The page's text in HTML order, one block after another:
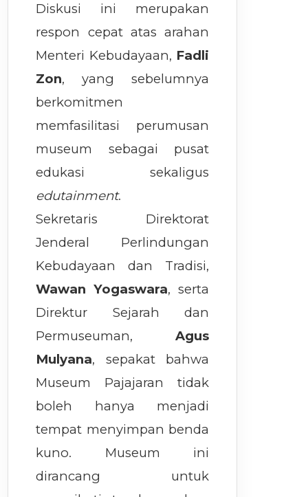
Diskusi ini merupakan
respon cepat atas arahan
Menteri Kebudayaan, Fadli
Zon, yang sebelumnya
berkomitmen
memfasilitasi perumusan
museum sebagai pusat
edukasi sekaligus
edutainment.
Sekretaris Direktorat
Jenderal Perlindungan
Kebudayaan dan Tradisi,
Wawan Yogaswara, serta
Direktur Sejarah dan
Permuseuman,Agus
Mulyana, sepakat bahwa
Museum Pajajaran tidak
boleh hanya menjadi
tempat menyimpan benda
kuno. Museum ini
dirancang untuk